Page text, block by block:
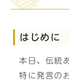
はじめに
本日、伝統
特に発言の